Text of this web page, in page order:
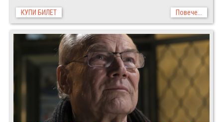
КУПИ БИЛЕТ Повече...